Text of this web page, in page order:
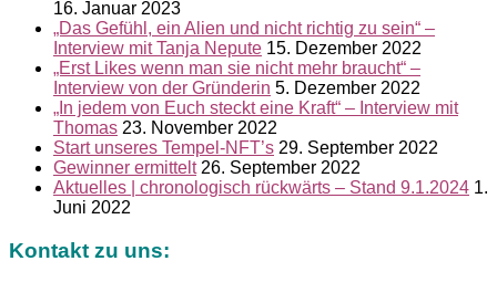
16. Januar 2023
„Das Gefühl, ein Alien und nicht richtig zu sein“ –
Interview mit Tanja Nepute 15. Dezember 2022
„Erst Likes wenn man sie nicht mehr braucht“ –
Interview von der Gründerin 5. Dezember 2022
„In jedem von Euch steckt eine Kraft“ – Interview mit
Thomas 23. November 2022
Start unseres Tempel-NFT’s 29. September 2022
Gewinner ermittelt 26. September 2022
Aktuelles | chronologisch rückwärts – Stand 9.1.2024 1.
Juni 2022
Kontakt zu uns: